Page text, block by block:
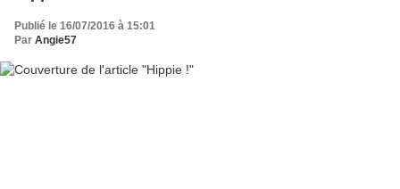
Publié le 16/07/2016 à 15:01
Par Angie57